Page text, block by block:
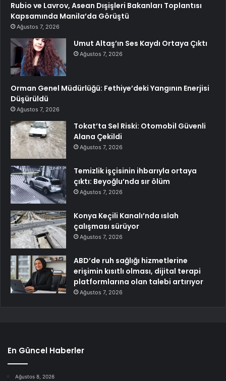
Rubio ve Lavrov, Asean Dışişleri Bakanları Toplantısı
Kapsamında Manila’da Görüştü
Ağustos 7, 2026
Umut Altaş’ın Ses Kaydı Ortaya Çıktı
Ağustos 7, 2026
Orman Genel Müdürlüğü: Fethiye’deki Yangının Enerjisi
Düşürüldü
Ağustos 7, 2026
Tokat’ta Sel Riski: Otomobil Güvenli
Alana Çekildi
Ağustos 7, 2026
Temizlik işçisinin ihbarıyla ortaya
çıktı: Beyoğlu’nda sır ölüm
Ağustos 7, 2026
Konya Keçili Kanalı’nda ıslah
çalışması sürüyor
Ağustos 7, 2026
ABD’de ruh sağlığı hizmetlerine
erişimin kısıtlı olması, dijital terapi
platformlarına olan talebi artırıyor
Ağustos 7, 2026
En Güncel Haberler
Ağustos 8, 2026